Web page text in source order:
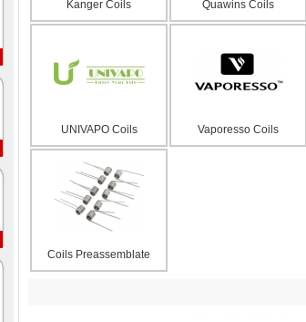
Kanger Coils Quawins Coils
UNIVAPO Coils Vaporesso Coils
Coils Preassemblate